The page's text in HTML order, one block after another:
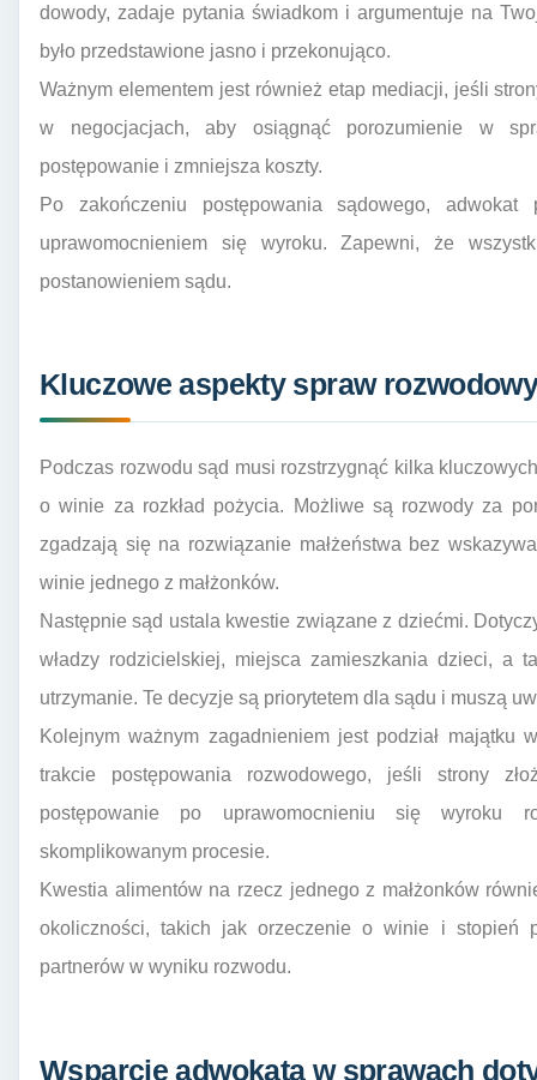
dowody, zadaje pytania świadkom i argumentuje na
było przedstawione jasno i przekonująco.
Ważnym elementem jest również etap mediacji, jeśli
w negocjacjach, aby osiągnąć porozumienie w
postępowanie i zmniejsza koszty.
Po zakończeniu postępowania sądowego,
uprawomocnieniem się wyroku. Zapewni, że
postanowieniem sądu.
Kluczowe aspekty spraw
Podczas rozwodu sąd musi rozstrzygnąć kilka
o winie za rozkład pożycia. Możliwe są rozwody za
zgadzają się na rozwiązanie małżeństwa bez
winie jednego z małżonków.
Następnie sąd ustala kwestie związane z dziećmi.
władzy rodzicielskiej, miejsca zamieszkania dzieci, a
utrzymanie. Te decyzje są priorytetem dla sądu i muszą
Kolejnym ważnym zagadnieniem jest podział majątku
trakcie postępowania rozwodowego, jeśli strony
postępowanie po uprawomocnieniu się wyroku
skomplikowanym procesie.
Kwestia alimentów na rzecz jednego z małżonków
okoliczności, takich jak orzeczenie o winie i stopień
partnerów w wyniku rozwodu.
Wsparcie adwokata w sprawach